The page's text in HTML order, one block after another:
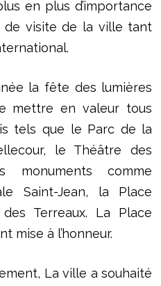
en plus d’importance
de visite de la ville tant
la fête des lumières
mettre en valeur tous
tels que le Parc de la
le Théâtre des
monuments comme
Saint-Jean, la Place
Terreaux. La Place
mise à l’honneur.
La ville a souhaité